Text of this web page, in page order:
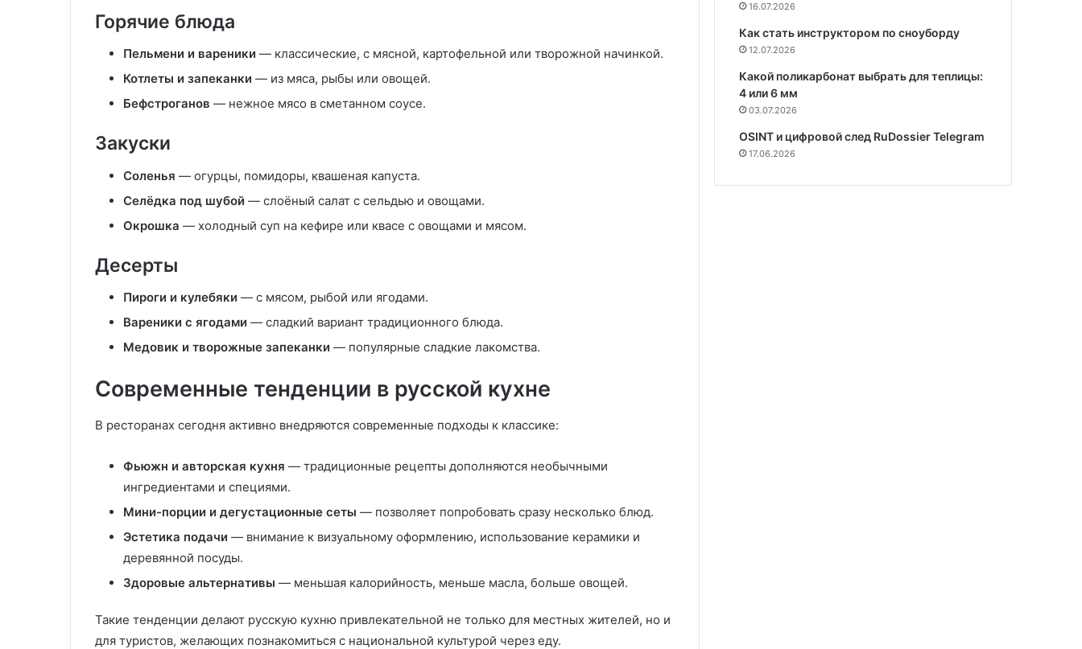
Горячие блюда
Пельмени и вареники — классические, с мясной, картофельной или творожной начинкой.
Котлеты и запеканки — из мяса, рыбы или овощей.
Бефстроганов — нежное мясо в сметанном соусе.
Закуски
Соленья — огурцы, помидоры, квашеная капуста.
Селёдка под шубой — слоёный салат с сельдью и овощами.
Окрошка — холодный суп на кефире или квасе с овощами и мясом.
Десерты
Пироги и кулебяки — с мясом, рыбой или ягодами.
Вареники с ягодами — сладкий вариант традиционного блюда.
Медовик и творожные запеканки — популярные сладкие лакомства.
Современные тенденции в русской кухне
В ресторанах сегодня активно внедряются современные подходы к классике:
Фьюжн и авторская кухня — традиционные рецепты дополняются необычными
ингредиентами и специями.
Мини-порции и дегустационные сеты — позволяет попробовать сразу несколько блюд.
Эстетика подачи — внимание к визуальному оформлению, использование керамики и
деревянной посуды.
Здоровые альтернативы — меньшая калорийность, меньше масла, больше овощей.
Такие тенденции делают русскую кухню привлекательной не только для местных жителей, но и
для туристов, желающих познакомиться с национальной культурой через еду.
16.07.2026
Как стать инструктором по сноуборду
12.07.2026
Какой поликарбонат выбрать для теплицы:
4 или 6 мм
03.07.2026
OSINT и цифровой след RuDossier Telegram
17.06.2026